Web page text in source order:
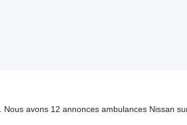
avons 12 annonces ambulances Nissan